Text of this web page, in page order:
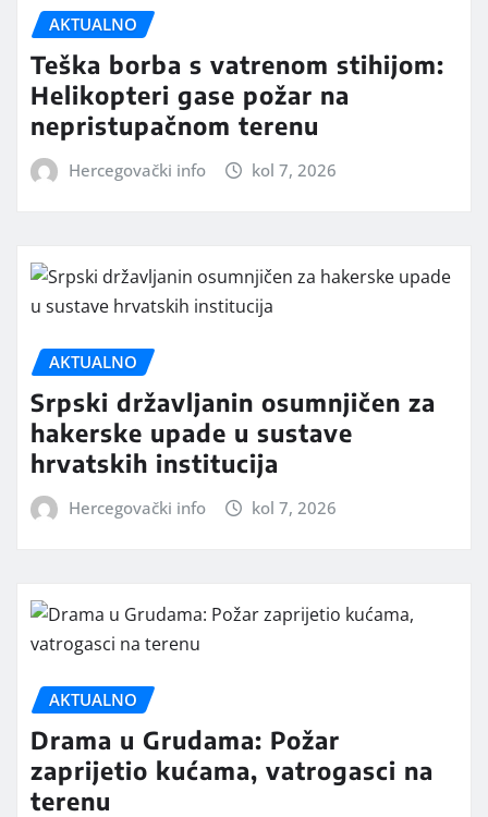
AKTUALNO
Teška borba s vatrenom stihijom:
Helikopteri gase požar na
nepristupačnom terenu
Hercegovački info kol 7, 2026
AKTUALNO
Srpski državljanin osumnjičen za
hakerske upade u sustave
hrvatskih institucija
Hercegovački info kol 7, 2026
AKTUALNO
Drama u Grudama: Požar
zaprijetio kućama, vatrogasci na
terenu